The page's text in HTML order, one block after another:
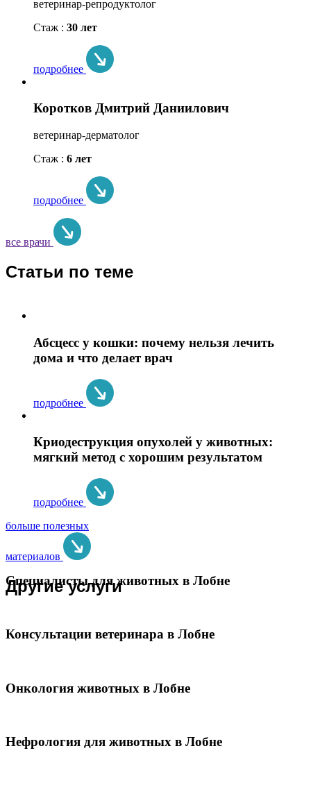
ветеринар-репродуктолог
Стаж : 30 лет
подробнее
Коротков Дмитрий Даниилович
ветеринар-дерматолог
Стаж : 6 лет
подробнее
все врачи
Статьи по теме
Абсцесс у кошки: почему нельзя лечить
дома и что делает врач
подробнее
Криодеструкция опухолей у животных:
мягкий метод с хорошим результатом
подробнее
больше полезных
материалов
Другие услуги
Специалисты для животных в Лобне
Консультации ветеринара в Лобне
Онкология животных в Лобне
Нефрология для животных в Лобне